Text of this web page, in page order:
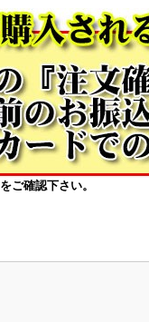
をご確認下さい。